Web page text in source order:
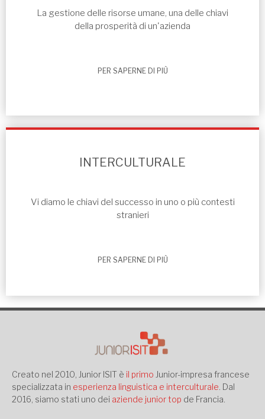
La gestione delle risorse umane, una delle chiavi
della prosperità di un'azienda
PER SAPERNE DI PIÙ
INTERCULTURALE
Vi diamo le chiavi del successo in uno o più contesti
stranieri
PER SAPERNE DI PIÙ
Creato nel 2010, Junior ISIT è il primo Junior-impresa francese
specializzata in esperienza linguistica e interculturale . Dal
2016, siamo stati uno dei aziende junior top de Francia.